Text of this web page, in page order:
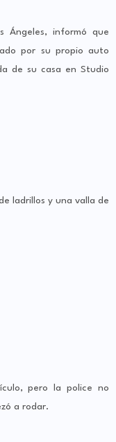
Ángeles, informó que
por su propio auto
de su casa en Studio
ladrillos y una valla de
pero la police no
a rodar.